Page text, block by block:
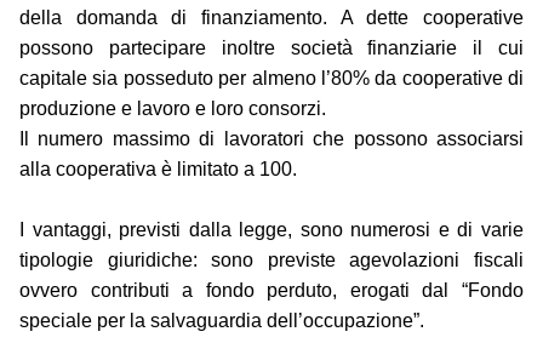
della domanda di finanziamento. A dette cooperative
possono partecipare inoltre società finanziarie il cui
capitale sia posseduto per almeno l’80% da cooperative di
produzione e lavoro e loro consorzi.
Il numero massimo di lavoratori che possono associarsi
alla cooperativa è limitato a 100.
I vantaggi, previsti dalla legge, sono numerosi e di varie
tipologie giuridiche: sono previste agevolazioni fiscali
ovvero contributi a fondo perduto, erogati dal “Fondo
speciale per la salvaguardia dell’occupazione”.